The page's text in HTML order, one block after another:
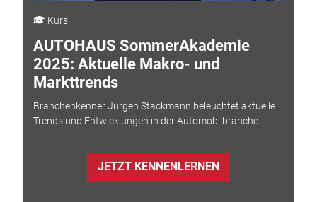
Kurs
AUTOHAUS SommerAkademie
2025: Aktuelle Makro- und
Markttrends
Branchenkenner Jürgen Stackmann beleuchtet aktuelle
Trends und Entwicklungen in der Automobilbranche.
JETZT KENNENLERNEN